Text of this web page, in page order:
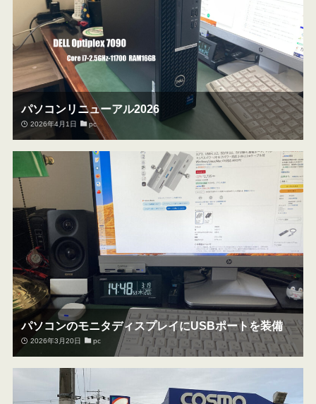
パソコンリニューアル2026
2026年4月1日 pc
パソコンのモニタディスプレイにUSBポートを装備
2026年3月20日 pc